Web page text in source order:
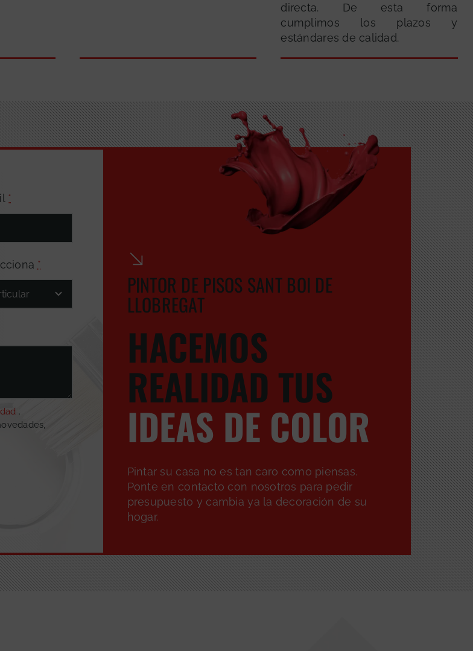
directa. De esta forma
cumplimos los plazos y
estándares de calidad.
*
*
.
PINTOR DE PISOS SANT BOI DE
LLOBREGAT
HACEMOS
REALIDAD TUS
IDEAS DE COLOR
Pintar su casa no es tan caro como piensas.
Ponte en contacto con nosotros para pedir
presupuesto y cambia ya la decoración de su
hogar.
GRATUITA